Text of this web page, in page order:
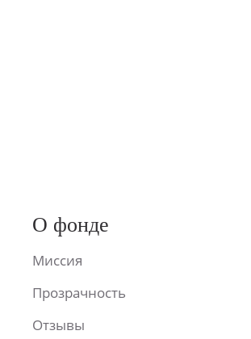
О фонде
Миссия
Прозрачность
Отзывы